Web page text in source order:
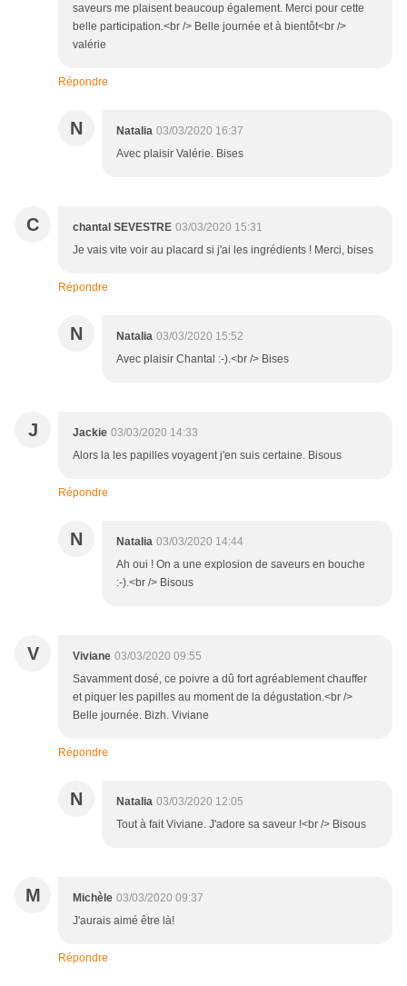
saveurs me plaisent beaucoup également. Merci pour cette
belle participation.<br /> Belle journée et à bientôt<br />
valérie
Répondre
N Natalia 03/03/2020 16:37
Avec plaisir Valérie. Bises
C chantal SEVESTRE 03/03/2020 15:31
Je vais vite voir au placard si j'ai les ingrédients ! Merci, bises
Répondre
N Natalia 03/03/2020 15:52
Avec plaisir Chantal :-).<br /> Bises
J Jackie 03/03/2020 14:33
Alors la les papilles voyagent j'en suis certaine. Bisous
Répondre
N Natalia 03/03/2020 14:44
Ah oui ! On a une explosion de saveurs en bouche
:-).<br /> Bisous
V Viviane 03/03/2020 09:55
Savamment dosé, ce poivre a dû fort agréablement chauffer
et piquer les papilles au moment de la dégustation.<br />
Belle journée. Bizh. Viviane
Répondre
N Natalia 03/03/2020 12:05
Tout à fait Viviane. J'adore sa saveur !<br /> Bisous
M Michèle 03/03/2020 09:37
J'aurais aimé être là!
Répondre